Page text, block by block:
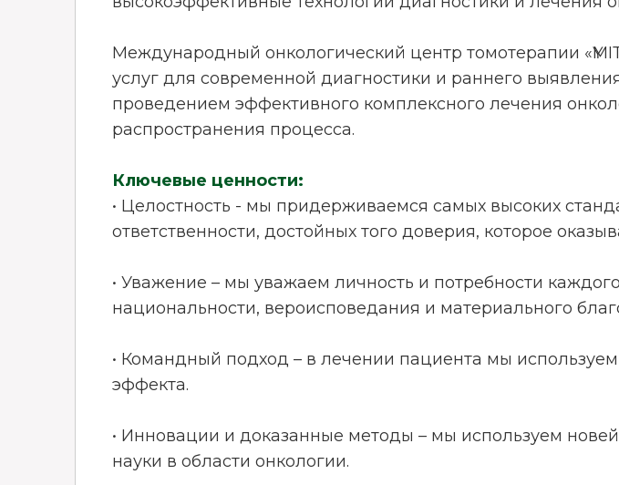
Международный онкологический центр томотерапии
услуг для современной диагностики и раннего
проведением эффективного комплексного лечения
распространения процесса.
Ключевые ценности:
• Целостность - мы придерживаемся самых высоких
ответственности, достойных того доверия, которое
• Уважение – мы уважаем личность и потребности
национальности, вероисповедания и материального
• Командный подход – в лечении пациента мы
эффекта.
• Инновации и доказанные методы – мы используем
науки в области онкологии.